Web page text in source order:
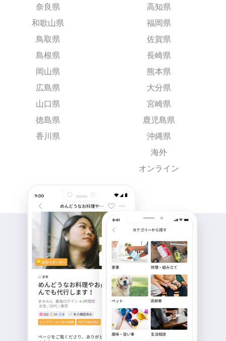
奈良県
和歌山県
鳥取県
島根県
岡山県
広島県
山口県
徳島県
香川県
高知県
福岡県
佐賀県
長崎県
熊本県
大分県
宮崎県
鹿児島県
沖縄県
海外
オンライン